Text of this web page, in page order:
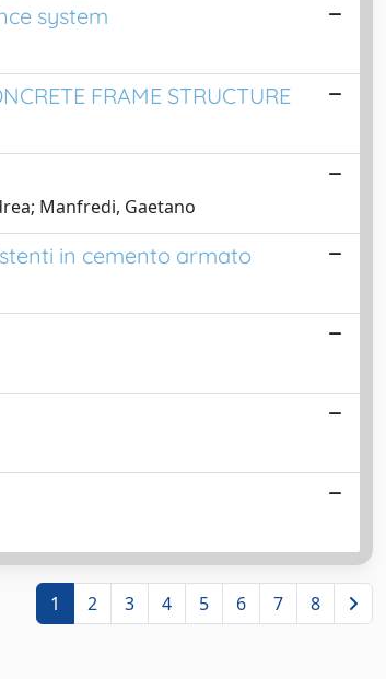
system
FRAME STRUCTURE
Manfredi, Gaetano
in cemento armato
1 2 3 4 5 6 7 8